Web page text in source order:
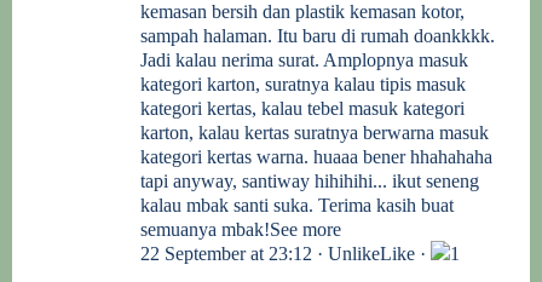
kemasan bersih dan plastik kemasan kotor,
sampah halaman. Itu baru di rumah doankkkk.
Jadi kalau nerima surat. Amplopnya masuk
kategori karton, suratnya kalau tipis masuk
kategori kertas, kalau tebel masuk kategori
karton, kalau kertas suratnya berwarna masuk
kategori kertas warna. huaaa bener hhahahaha
tapi anyway, santiway hihihihi... ikut seneng
kalau mbak santi suka. Terima kasih buat
semuanya mbak!See more
22 September at 23:12 · UnlikeLike ·
1